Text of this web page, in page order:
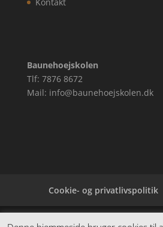
Baunehoejskolen
Tlf: 7876 8672
Mail: info@baunehoejskolen.dk
Cookie- og privatlivspolitik
Denne hjemmeside samler et